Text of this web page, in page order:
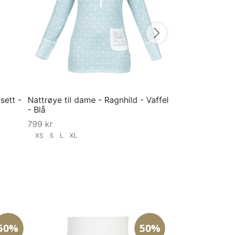
-
Nattrøye til dame - Ragnhild - Vaffel
- Blå
799 kr
XS S L XL
50%